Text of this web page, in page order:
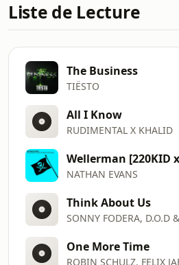
Liste de Lecture
The Business
TIËSTO
All I Know
RUDIMENTAL X KHALID
NATHAN EVANS
Think About Us
One More Time